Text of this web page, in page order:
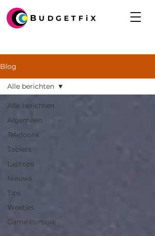
B UDGETFiX
Blog
Alle berichten
Algemeen
Telefoons
Tablets
Laptops
Nieuws
Tips
Weetjes
Game console
Alle berichten